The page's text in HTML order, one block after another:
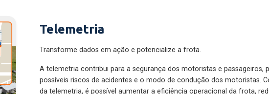
Telemetria
Transforme dados em ação e potencialize a frota.
A telemetria contribui para a segurança dos motoristas e passageiros,
possíveis riscos de acidentes e o modo de condução dos motoristas.
da telemetria, é possível aumentar a eficiência operacional da frota,